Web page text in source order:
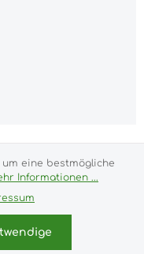
zzgl.
wenn
Widerrufsrecht
Bildnachweis
um eine bestmögliche
Informationen ...